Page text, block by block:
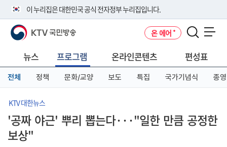
이 누리집은 대한민국 공식 전자정부 누리집입니다.
공식 누리집 주소 확인하기
니다.
이밖에 or.kr 또는 .kr등 다른 도메인 주소를 사용하고 있다면 아래 URL에
서 도메인 주소를 확인해 보세요
KTV 국민방송 온 에어
뉴스 프로그램 온라인콘텐츠 편성표
전체 정책 문화/교양 보도 특집 국가기념식 종영
KTV 대한뉴스
'공짜 야근' 뿌리 뽑는다···"일한 만큼 공정한
보상"